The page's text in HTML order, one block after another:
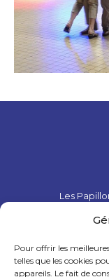
Pour offrir les
telles que les cookies
appareils. Le fait de
Les
03 85